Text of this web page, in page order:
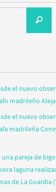
Buscar
el nuevo
madrileño
el nuevo
madrileña
pareja de
laguna
de La Guardia